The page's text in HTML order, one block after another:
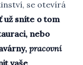
se otevírá
už sníte o tom
nebo
pracovní
vaše